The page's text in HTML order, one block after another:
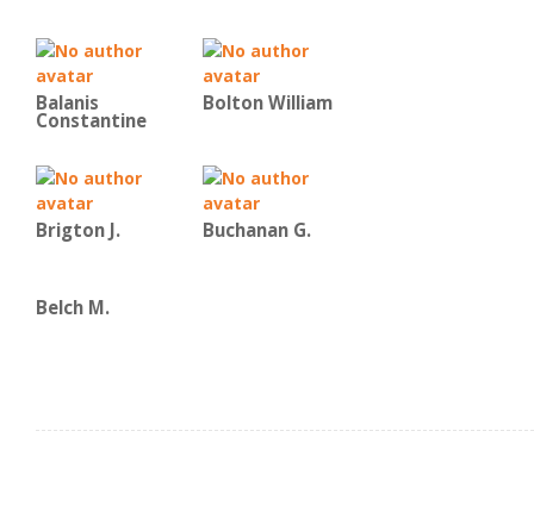
Balanis
Constantine
Bolton William
Brigton J. Buchanan G.
Belch M.